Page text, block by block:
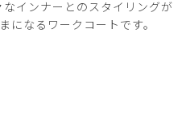
インナーとのスタイリングが
になるワークコートです。